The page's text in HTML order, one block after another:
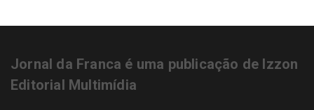
Jornal da Franca é uma publicação de Izzon
Editorial Multimídia